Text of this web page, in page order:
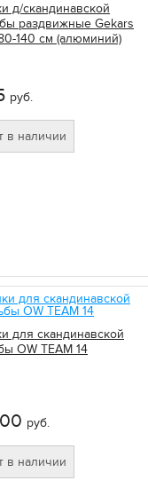
д/скандинавской
раздвижные Gekars
140 см (алюминий)
руб.
в наличии
для скандинавской
OW TEAM 14
руб.
в наличии